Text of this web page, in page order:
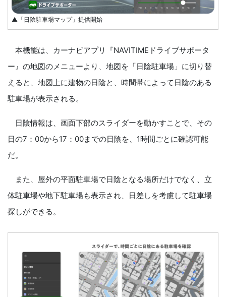
▲「日陰駐車場マップ」提供開始
本機能は、カーナビアプリ『NAVITIMEドライブサポータ
ー』の地図のメニューより、地図を「日陰駐車場」に切り替
えると、地図上に建物の日陰と、時間帯によって日陰のある
駐車場が表示される。
日陰情報は、画面下部のスライダーを動かすことで、その
日の7：00から17：00までの日陰を、1時間ごとに確認可能
だ。
また、屋外の平面駐車場で日陰となる場所だけでなく、立
体駐車場や地下駐車場も表示され、日差しを考慮して駐車場
探しができる。